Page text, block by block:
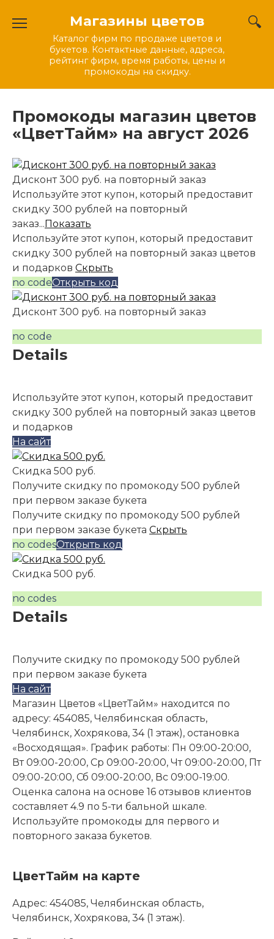
содержанию
Магазины цветов
Каталог фирм по продаже цветов и
букетов. Контактные данные, адреса,
рейтинг фирм, время работы, цены и
промокоды на скидку.
Промокоды магазин цветов
«ЦветТайм» на август 2026
Дисконт 300 руб. на повторный заказ
Используйте этот купон, который предоставит
скидку 300 рублей на повторный
заказ...Показать
Используйте этот купон, который предоставит
скидку 300 рублей на повторный заказ цветов
и подарков Скрыть
no codeОткрыть код
Дисконт 300 руб. на повторный заказ
no code
Details
Используйте этот купон, который предоставит
скидку 300 рублей на повторный заказ цветов
и подарков
На сайт
Скидка 500 руб.
Получите скидку по промокоду 500 рублей
при первом заказе букета
Получите скидку по промокоду 500 рублей
при первом заказе букета Скрыть
no codesОткрыть код
Скидка 500 руб.
no codes
Details
Получите скидку по промокоду 500 рублей
при первом заказе букета
На сайт
Магазин Цветов «ЦветТайм» находится по
адресу: 454085, Челябинская область,
Челябинск, Хохрякова, 34 (1 этаж), остановка
«Восходящая». График работы: Пн 09:00-20:00,
Вт 09:00-20:00, Ср 09:00-20:00, Чт 09:00-20:00, Пт
09:00-20:00, Сб 09:00-20:00, Вс 09:00-19:00.
Оценка салона на основе 16 отзывов клиентов
составляет 4.9 по 5-ти бальной шкале.
Используйте промокоды для первого и
повторного заказа букетов.
ЦветТайм на карте
Адрес: 454085, Челябинская область,
Челябинск, Хохрякова, 34 (1 этаж).